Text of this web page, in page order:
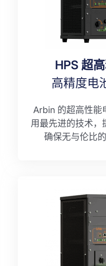
HPS 超
高精度电
Arbin 的超高性能
用最先进的技术，
确保无与伦比